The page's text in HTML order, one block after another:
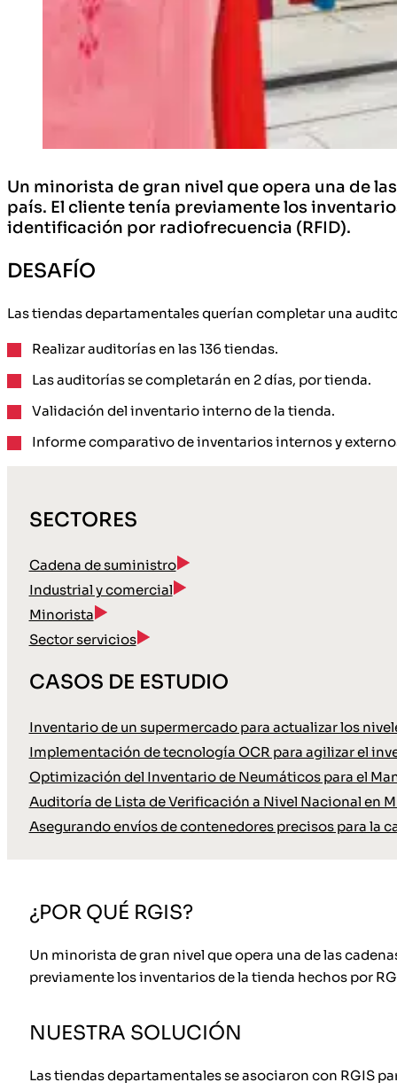
Un minorista de gran nivel que opera una de
país. El cliente tenía previamente los
identificación por radiofrecuencia (RFID).
DESAFÍO
Las tiendas departamentales querían completar una
Realizar auditorías en las 136 tiendas.
Las auditorías se completarán en 2 días, por tienda.
Validación del inventario interno de la tienda.
Informe comparativo de inventarios internos y
SECTORES
Cadena de suministro
Industrial y comercial
Minorista
Sector servicios
CASOS DE ESTUDIO
Inventario de un supermercado para actualizar los
Implementación de tecnología OCR para agilizar el
Optimización del Inventario de Neumáticos para el
Auditoría de Lista de Verificación a Nivel Nacional en
Asegurando envíos de contenedores precisos para la
¿POR QUÉ RGIS?
Un minorista de gran nivel que opera una de las
previamente los inventarios de la tienda hechos por
NUESTRA SOLUCIÓN
Las tiendas departamentales se asociaron con RGIS